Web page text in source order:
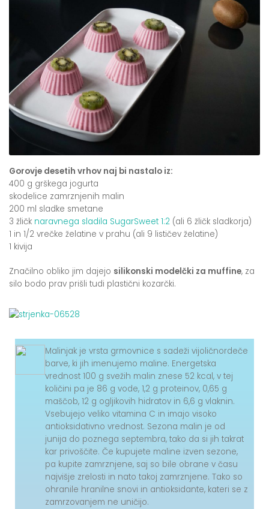
Gorovje desetih vrhov naj bi nastalo iz:
400 g grškega jogurta
skodelice zamrznjenih malin
200 ml sladke smetane
3 žličk naravnega sladila SugarSweet 1:2 (ali 6 žličk sladkorja)
1 in 1/2 vrečke želatine v prahu (ali 9 lističev želatine)
1 kivija
Značilno obliko jim dajejo silikonski modelčki za muffine, za
silo bodo prav prišli tudi plastični kozarčki.
Malinjak je vrsta grmovnice s sadeži vijoličnordeče
barve, ki jih imenujemo maline. Energetska
vrednost 100 g svežih malin znese 52 kcal, v tej
količini pa je 86 g vode, 1,2 g proteinov, 0,65 g
maščob, 12 g ogljikovih hidratov in 6,6 g vlaknin.
Vsebujejo veliko vitamina C in imajo visoko
antioksidativno vrednost. Sezona malin je od
junija do poznega septembra, tako da si jih takrat
kar privoščite. Če kupujete maline izven sezone,
pa kupite zamrznjene, saj so bile obrane v času
najvišje zrelosti in nato takoj zamrznjene. Tako so
ohranile hranilne snovi in antioksidante, kateri se z
zamrzovanjem ne uničijo.